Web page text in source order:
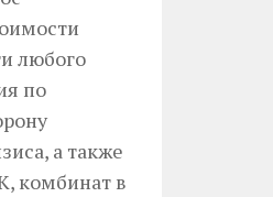
любого
по
а также
комбинат в